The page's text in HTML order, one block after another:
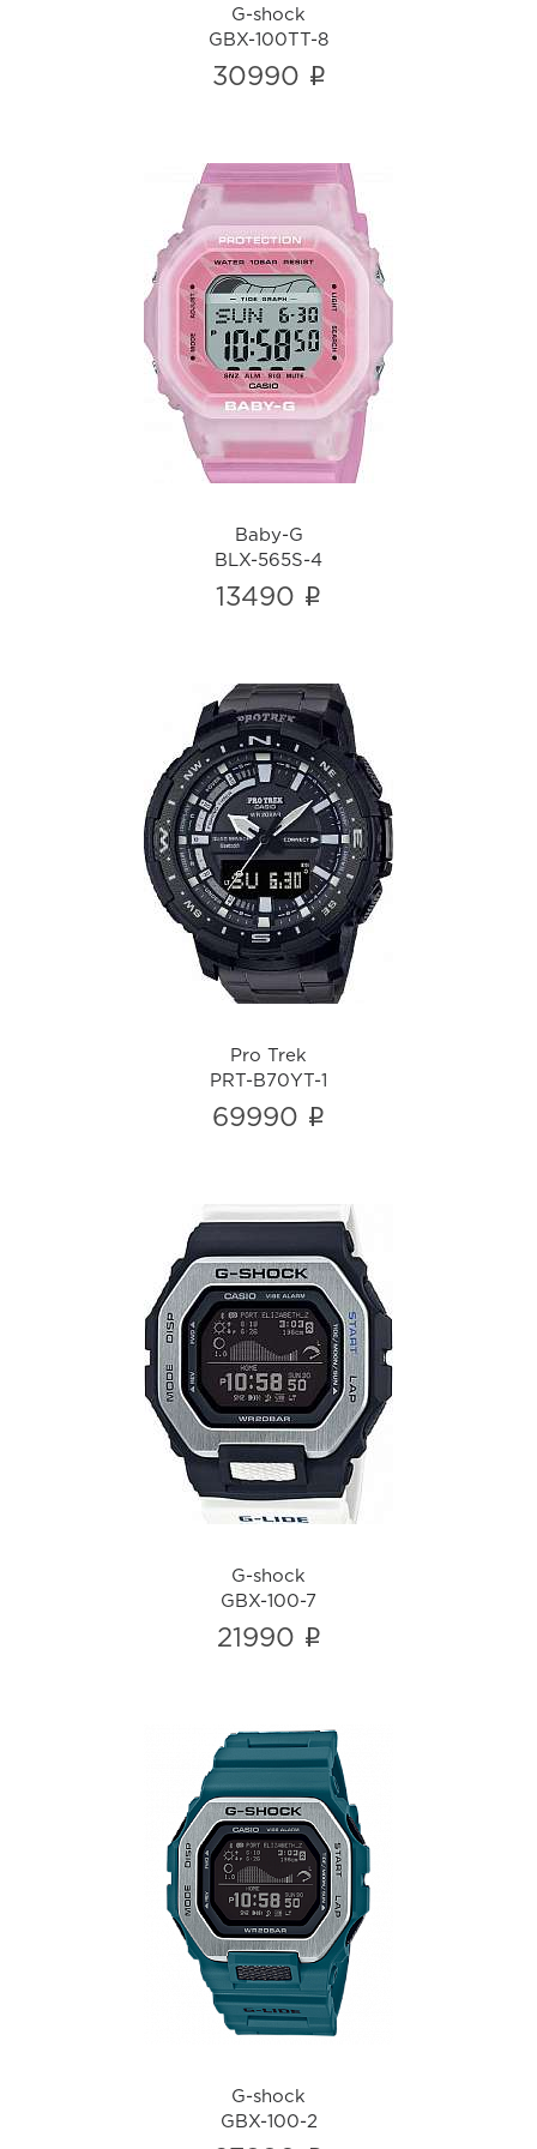
G-shock
GBX-100TT-8
30990 i
Baby-G
BLX-565S-4
i
Baby-G
BLX-565S-4
13490 i
Pro Trek
PRT-B70YT-1
i
Pro Trek
PRT-B70YT-1
69990 i
G-shock
GBX-100-7
i
G-shock
GBX-100-7
21990 i
G-shock
GBX-100-2
i
G-shock
GBX-100-2